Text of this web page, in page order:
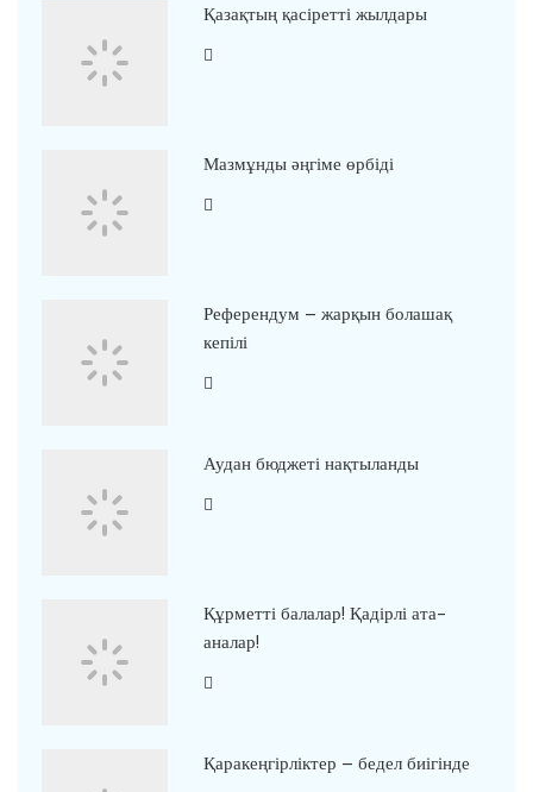
Қазақтың қасіретті жылдары
Мазмұнды әңгіме өрбіді
Референдум – жарқын болашақ
кепілі
Аудан бюджеті нақтыланды
Құрметті балалар! Қадірлі ата-
аналар!
Қаракеңгірліктер – бедел биігінде